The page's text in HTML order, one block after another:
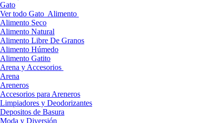
Gato
Ver todo Gato Alimento
Alimento Seco
Alimento Natural
Alimento Libre De Granos
Alimento Húmedo
Alimento Gatito
Arena y Accesorios
Arena
Areneros
Accesorios para Areneros
Limpiadores y Deodorizantes
Depositos de Basura
Moda y Diversión